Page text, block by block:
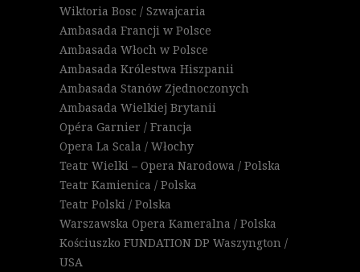
Wiktoria Bosc / Szwajcaria
Ambasada Francji w Polsce
Ambasada Włoch w Polsce
Ambasada Królestwa Hiszpanii
Ambasada Stanów Zjednoczonych
Ambasada Wielkiej Brytanii
Opéra Garnier / Francja
Opera La Scala / Włochy
Teatr Wielki – Opera Narodowa / Polska
Teatr Kamienica / Polska
Teatr Polski / Polska
Warszawska Opera Kameralna / Polska
Kościuszko FUNDATION DP Waszyngton /
USA